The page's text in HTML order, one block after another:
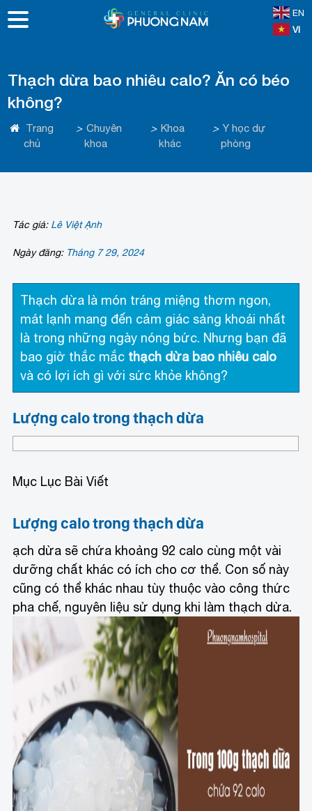
EN
VI
Thạch dừa bao nhiêu calo? Ăn có béo
không?
Trang
chủ
> Chuyên
khoa
> Khoa
khác
> Y học dự
phòng
Tác giả: Lê Việt Ạnh
Ngày đăng: Tháng 7 29, 2024
Thạch dừa là món tráng miệng thơm ngon,
mát lạnh mang đến cảm giác sảng khoái nhất
là trong những ngày nóng bức. Nhưng bạn đã
bao giờ thắc mắc thạch dừa bao nhiêu calo
và có lợi ích gì với sức khỏe không?
Lượng calo trong thạch dừa
Mục Lục Bài Viết
Lượng calo trong thạch dừa
ạch dừa sẽ chứa khoảng 92 calo cùng một vài
dưỡng chất khác có ích cho cơ thể. Con số này
cũng có thể khác nhau tùy thuộc vào công thức
pha chế, nguyên liệu sử dụng khi làm thạch dừa.